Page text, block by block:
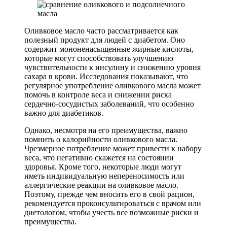
Оливковое масло часто рассматривается как
полезный продукт для людей с диабетом. Оно
содержит мононенасыщенные жирные кислоты,
которые могут способствовать улучшению
чувствительности к инсулину и снижению уровня
сахара в крови. Исследования показывают, что
регулярное употребление оливкового масла может
помочь в контроле веса и снижении риска
сердечно-сосудистых заболеваний, что особенно
важно для диабетиков.
Однако, несмотря на его преимущества, важно
помнить о калорийности оливкового масла.
Чрезмерное потребление может привести к набору
веса, что негативно скажется на состоянии
здоровья. Кроме того, некоторые люди могут
иметь индивидуальную непереносимость или
аллергические реакции на оливковое масло.
Поэтому, прежде чем вносить его в свой рацион,
рекомендуется проконсультироваться с врачом или
диетологом, чтобы учесть все возможные риски и
преимущества.